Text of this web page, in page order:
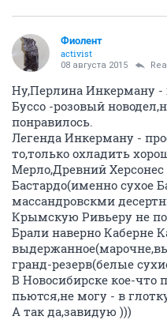
Фиолент
activist
08 августа 2015
Ну,Перлина Инкерману -
Буссо -розовый
понравилось.
Легенда Инкерману -
то,только охладить
Мерло,Древний
Бастардо(именно сухое
массандровскми
Крымскую Ривьеру не
Брали наверно Каберне
гранд-резерв(белые
В Новосибирске кое-что
пьются,не могу - в
А так да,завидую )))